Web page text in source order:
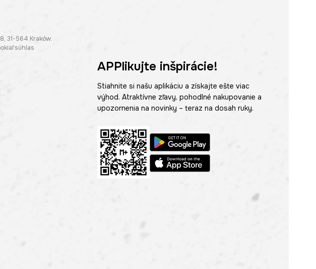
31-564 Kraków.
súhlas
APPlikujte inšpirácie!
Stiahnite si našu aplikáciu a získajte ešte viac
výhod. Atraktívne zľavy, pohodlné nakupovanie a
upozornenia na novinky – teraz na dosah ruky.